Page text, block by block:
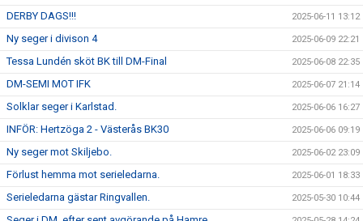
DERBY DAGS!!! 2025-06-11 13:12
Ny seger i divison 4 2025-06-09 22:21
Tessa Lundén sköt BK till DM-Final 2025-06-08 22:35
DM-SEMI MOT IFK 2025-06-07 21:14
Solklar seger i Karlstad. 2025-06-06 16:27
INFÖR: Hertzöga 2 - Västerås BK30 2025-06-06 09:19
Ny seger mot Skiljebo. 2025-06-02 23:09
Förlust hemma mot serieledarna. 2025-06-01 18:33
Serieledarna gästar Ringvallen. 2025-05-30 10:44